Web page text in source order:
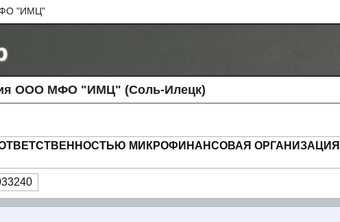
"ИМЦ"
ООО МФО "ИМЦ" (Соль-Илецк)
МИКРОФИНАНСОВАЯ